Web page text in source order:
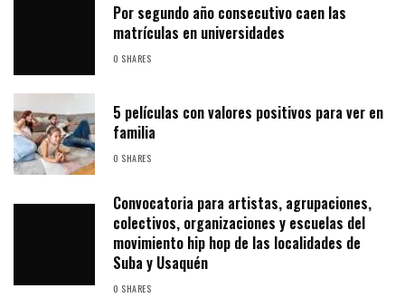
Por segundo año consecutivo caen las
matrículas en universidades
0 SHARES
5 películas con valores positivos para ver en
familia
0 SHARES
Convocatoria para artistas, agrupaciones,
colectivos, organizaciones y escuelas del
movimiento hip hop de las localidades de
Suba y Usaquén
0 SHARES